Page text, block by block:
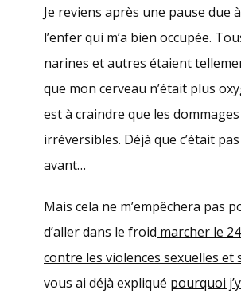
Je reviens après une pause due
l’enfer qui m’a bien occupée.
narines et autres étaient
que mon cerveau n’était plus
est à craindre que les
irréversibles. Déjà que c’était
avant…
Mais cela ne m’empêchera pas
d’aller dans le froid marcher le
contre les violences sexuelles et
vous ai déjà expliqué pourquoi